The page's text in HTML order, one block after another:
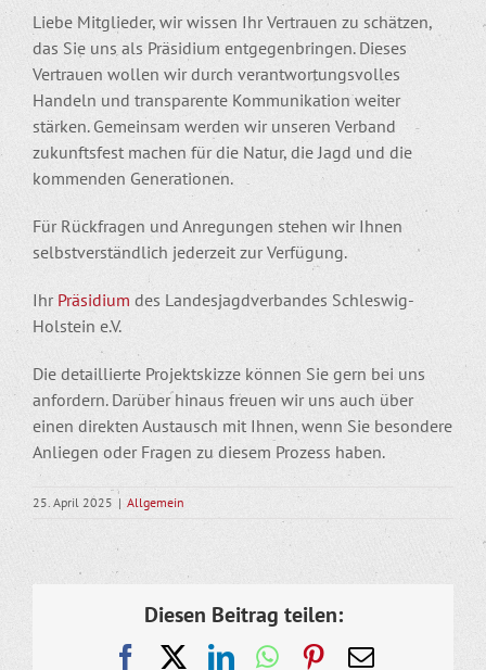
Liebe Mitglieder, wir wissen Ihr Vertrauen zu schätzen,
das Sie uns als Präsidium entgegenbringen. Dieses
Vertrauen wollen wir durch verantwortungsvolles
Handeln und transparente Kommunikation weiter
stärken. Gemeinsam werden wir unseren Verband
zukunftsfest machen für die Natur, die Jagd und die
kommenden Generationen.
Für Rückfragen und Anregungen stehen wir Ihnen
selbstverständlich jederzeit zur Verfügung.
Ihr Präsidium des Landesjagdverbandes Schleswig-
Holstein e.V.
Die detaillierte Projektskizze können Sie gern bei uns
anfordern. Darüber hinaus freuen wir uns auch über
einen direkten Austausch mit Ihnen, wenn Sie besondere
Anliegen oder Fragen zu diesem Prozess haben.
25. April 2025 | Allgemein
Diesen Beitrag teilen:
FacebookLinkedInWhatsApp
Pinterest
E-